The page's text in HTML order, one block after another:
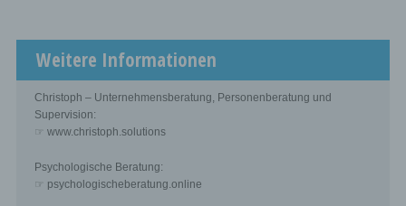
Weitere Informationen
Christoph – Unternehmensberatung, Personenberatung und
Supervision:
☞ www.christoph.solutions
Psychologische Beratung:
☞ psychologischeberatung.online